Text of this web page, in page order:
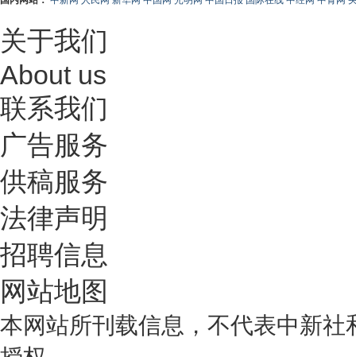
关于我们
About us
联系我们
广告服务
供稿服务
法律声明
招聘信息
网站地图
本网站所刊载信息，不代表中新